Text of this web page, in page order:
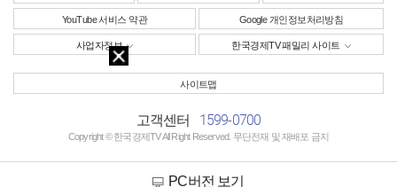
YouTube 서비스 약관 Google 개인정보처리방침
사업자정보 한국경제TV 패밀리 사이트
사이트맵
고객센터 1599-0700
Copyright © 한국경제TV All Right Reserved. 무단전재 및 재배포 금지
PC버전 보기